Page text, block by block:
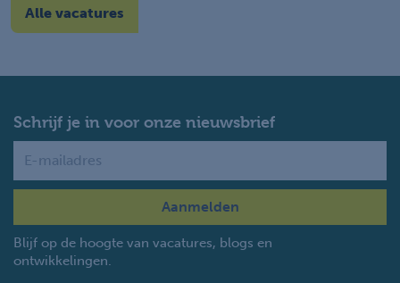
Alle vacatures
Schrijf je in voor onze nieuwsbrief
Blijf op de hoogte van vacatures, blogs en
ontwikkelingen.